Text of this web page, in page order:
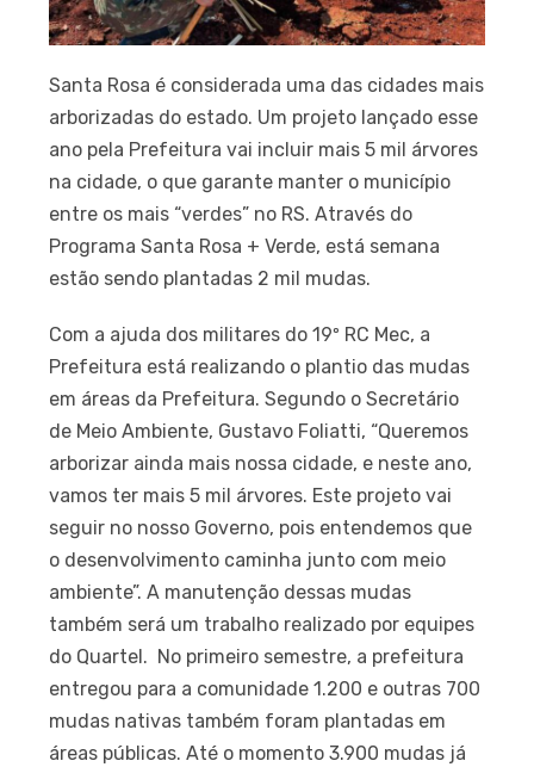
Santa Rosa é considerada uma das cidades mais
arborizadas do estado. Um projeto lançado esse
ano pela Prefeitura vai incluir mais 5 mil árvores
na cidade, o que garante manter o município
entre os mais “verdes” no RS. Através do
Programa Santa Rosa + Verde, está semana
estão sendo plantadas 2 mil mudas.
Com a ajuda dos militares do 19º RC Mec, a
Prefeitura está realizando o plantio das mudas
em áreas da Prefeitura. Segundo o Secretário
de Meio Ambiente, Gustavo Foliatti, “Queremos
arborizar ainda mais nossa cidade, e neste ano,
vamos ter mais 5 mil árvores. Este projeto vai
seguir no nosso Governo, pois entendemos que
o desenvolvimento caminha junto com meio
ambiente”. A manutenção dessas mudas
também será um trabalho realizado por equipes
do Quartel. No primeiro semestre, a prefeitura
entregou para a comunidade 1.200 e outras 700
mudas nativas também foram plantadas em
áreas públicas. Até o momento 3.900 mudas já